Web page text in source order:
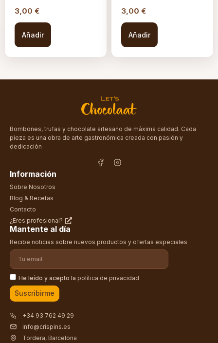
3,00 €
Añadir
3,00 €
Añadir
Bombones, trufas y chocolate artesano de máxima calidad. Cada
pieza es una obra de arte gastronómica creada con pasión y
dedicación
Información
Sobre Nosotros
Blog & Recetas
Contacto
¿Eres profesional?
Mantente al día
Recibe noticias sobre nuevos productos y ofertas especiales
He leído y acepto la política de privacidad
Suscribirme
+34 93 762 49 29
info@crispins.es
Tordera, Barcelona